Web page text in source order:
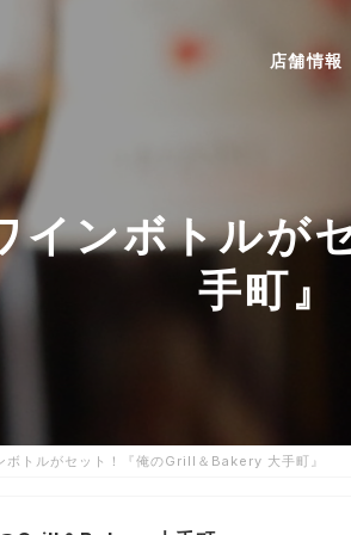
店舗情報
インボトル
手町』
ボトルがセット！『俺のGrill＆Bakery 大手町』